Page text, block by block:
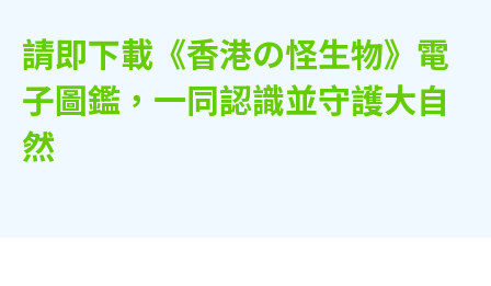
請即下載《香港の怪生物》電
子圖鑑，一同認識並守護大自
然